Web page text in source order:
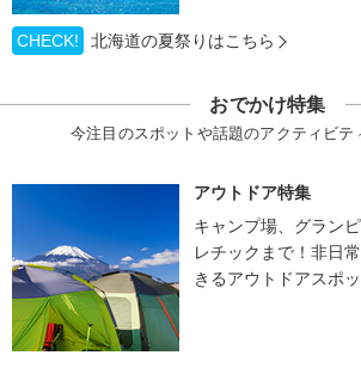
CHECK! 北海道の夏祭りはこちら
おでかけ特集
今注目のスポットや話題のアクティビテ
アウトドア特集
キャンプ場、グラン
レチックまで！非日
きるアウトドアスポ